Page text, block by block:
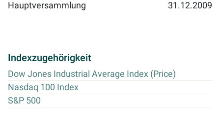
Hauptversammlung
31.12.2009
Indexzugehörigkeit
Dow Jones Industrial Average Index (Price)
Nasdaq 100 Index
S&P 500